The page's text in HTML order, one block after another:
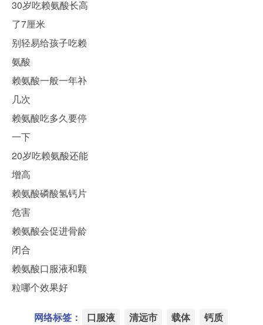
30岁吃赖氨酸长高
了7厘米
别轻易给孩子吃赖
氨酸
赖氨酸一般一年补
几次
赖氨酸吃多久要停
一下
20岁吃赖氨酸还能
增高
赖氨酸磷酸氢钙片
危害
赖氨酸会促进骨龄
闭合
赖氨酸口服液和颗
粒哪个效果好
网络标签： 口服液 清远市 载体
钙质